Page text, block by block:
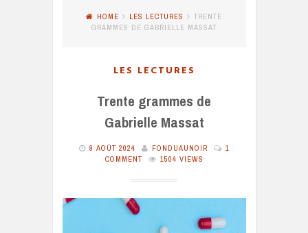
HOME LES LECTURES
TRENTE
GRAMMES DE GABRIELLE MASSAT
LES LECTURES
Trente grammes de
Gabrielle Massat
9 AOÛT 2024 FONDUAUNOIR
1
COMMENT
1504 VIEWS